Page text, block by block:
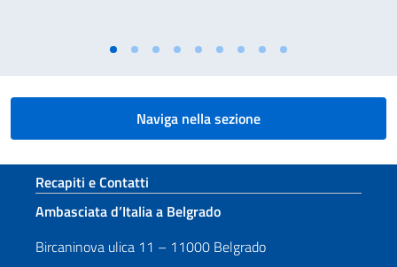
Naviga nella sezione
Sezione footer
Recapiti e Contatti
Ambasciata d’Italia a Belgrado
Bircaninova ulica 11 – 11000 Belgrado